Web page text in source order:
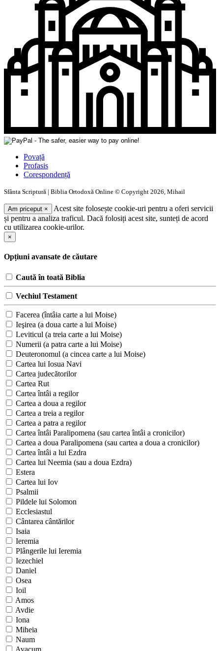
Povață
Profasis
Corespondență
Sfânta Scriptură | Biblia Ortodoxă Online © Copyright 2026, Mihail
Am priceput ×
Acest site folosește cookie-uri pentru a oferi servicii
și pentru a analiza traficul. Dacă folosiți acest site, sunteți de acord
cu utilizarea cookie-urilor.
×
Opțiuni avansate de căutare
Caută în toată Biblia
Vechiul Testament
Facerea (întâia carte a lui Moise)
Ieşirea (a doua carte a lui Moise)
Leviticul (a treia carte a lui Moise)
Numerii (a patra carte a lui Moise)
Deuteronomul (a cincea carte a lui Moise)
Cartea lui Iosua Navi
Cartea judecătorilor
Cartea Rut
Cartea întâi a regilor
Cartea a doua a regilor
Cartea a treia a regilor
Cartea a patra a regilor
Cartea întâi Paralipomena (sau cartea întâi a cronicilor)
Cartea a doua Paralipomena (sau cartea a doua a cronicilor)
Cartea întâi a lui Ezdra
Cartea lui Neemia (sau a doua Ezdra)
Estera
Cartea lui Iov
Psalmii
Pildele lui Solomon
Ecclesiastul
Cântarea cântărilor
Isaia
Ieremia
Plângerile lui Ieremia
Iezechiel
Daniel
Osea
Ioil
Amos
Avdie
Iona
Miheia
Naum
Avacum